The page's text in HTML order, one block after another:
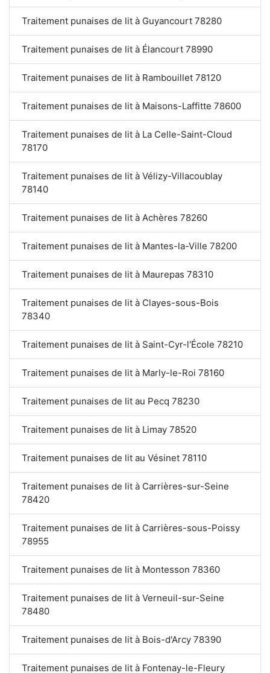
Traitement punaises de lit à Guyancourt 78280
Traitement punaises de lit à Élancourt 78990
Traitement punaises de lit à Rambouillet 78120
Traitement punaises de lit à Maisons-Laffitte 78600
Traitement punaises de lit à La Celle-Saint-Cloud
78170
Traitement punaises de lit à Vélizy-Villacoublay
78140
Traitement punaises de lit à Achères 78260
Traitement punaises de lit à Mantes-la-Ville 78200
Traitement punaises de lit à Maurepas 78310
Traitement punaises de lit à Clayes-sous-Bois
78340
Traitement punaises de lit à Saint-Cyr-l'École 78210
Traitement punaises de lit à Marly-le-Roi 78160
Traitement punaises de lit au Pecq 78230
Traitement punaises de lit à Limay 78520
Traitement punaises de lit au Vésinet 78110
Traitement punaises de lit à Carrières-sur-Seine
78420
Traitement punaises de lit à Carrières-sous-Poissy
78955
Traitement punaises de lit à Montesson 78360
Traitement punaises de lit à Verneuil-sur-Seine
78480
Traitement punaises de lit à Bois-d'Arcy 78390
Traitement punaises de lit à Fontenay-le-Fleury